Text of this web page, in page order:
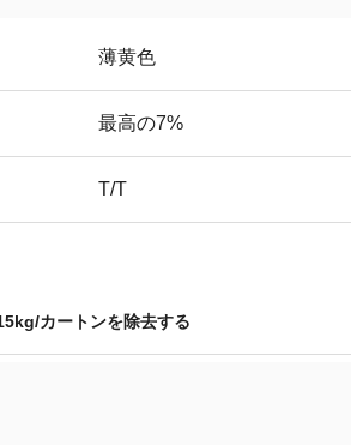
薄黄色
最高の7%
T/T
カートンを除去する